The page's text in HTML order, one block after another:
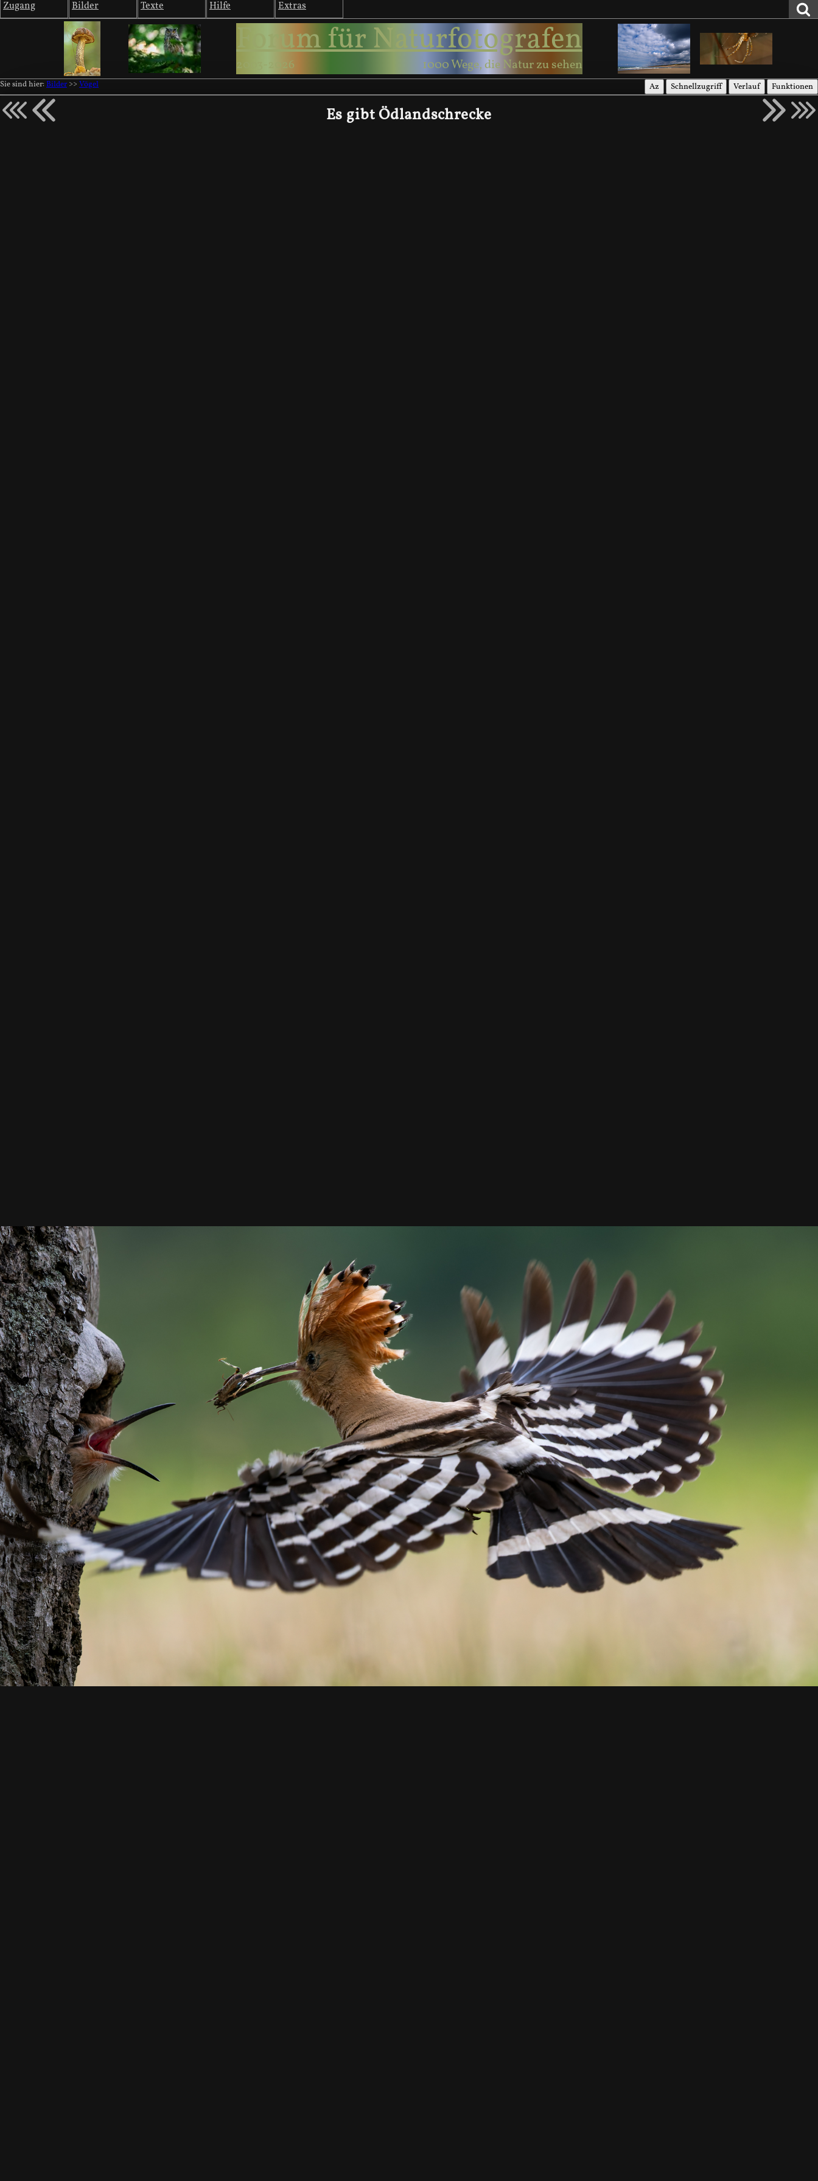
Zugang Bilder Texte Hilfe Extras
Forum für Naturfotografen
2003-2026 1000 Wege, die Natur zu sehen
Sie sind hier: Bilder >> Vögel Az Schnellzugriff Verlauf Funktionen
Es gibt Ödlandschrecke